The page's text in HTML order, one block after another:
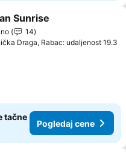
u favorite
Sunrise
14
Draga, Rabac: udaljenost 19.3
tačne
Pogledaj cene